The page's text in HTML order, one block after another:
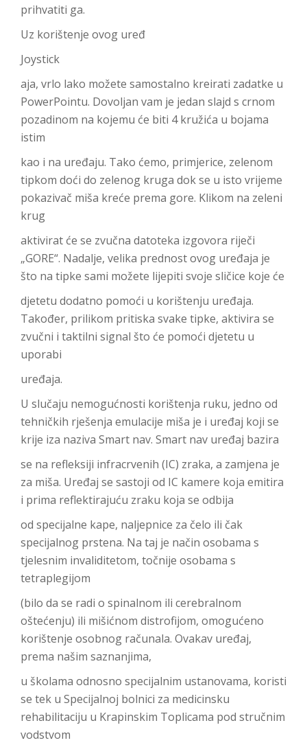
prihvatiti ga.
Uz korištenje ovog uređ
Joystick
aja, vrlo lako možete samostalno kreirati zadatke u
PowerPointu. Dovoljan vam je jedan slajd s crnom
pozadinom na kojemu će biti 4 kružića u bojama
istim
kao i na uređaju. Tako ćemo, primjerice, zelenom
tipkom doći do zelenog kruga dok se u isto vrijeme
pokazivač miša kreće prema gore. Klikom na zeleni
krug
aktivirat će se zvučna datoteka izgovora riječi
„GORE“. Nadalje, velika prednost ovog uređaja je
što na tipke sami možete lijepiti svoje sličice koje će
djetetu dodatno pomoći u korištenju uređaja.
Također, prilikom pritiska svake tipke, aktivira se
zvučni i taktilni signal što će pomoći djetetu u
uporabi
uređaja.
U slučaju nemogućnosti korištenja ruku, jedno od
tehničkih rješenja emulacije miša je i uređaj koji se
krije iza naziva Smart nav. Smart nav uređaj bazira
se na refleksiji infracrvenih (IC) zraka, a zamjena je
za miša. Uređaj se sastoji od IC kamere koja emitira
i prima reflektirajuću zraku koja se odbija
od specijalne kape, naljepnice za čelo ili čak
specijalnog prstena. Na taj je način osobama s
tjelesnim invaliditetom, točnije osobama s
tetraplegijom
(bilo da se radi o spinalnom ili cerebralnom
oštećenju) ili mišićnom distrofijom, omogućeno
korištenje osobnog računala. Ovakav uređaj,
prema našim saznanjima,
u školama odnosno specijalnim ustanovama, koristi
se tek u Specijalnoj bolnici za medicinsku
rehabilitaciju u Krapinskim Toplicama pod stručnim
vodstvom